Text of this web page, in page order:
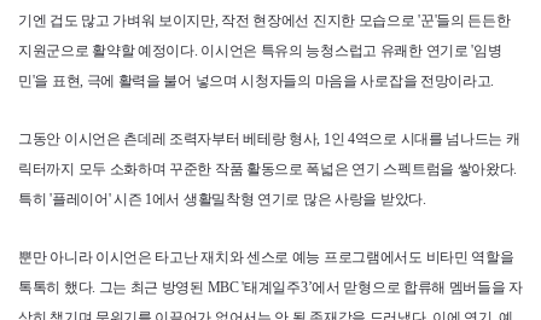
기엔 겁도 많고 가벼워 보이지만, 작전 현장에선 진지한 모습으로 '꾼'들의 든든한
지원군으로 활약할 예정이다. 이시언은 특유의 능청스럽고 유쾌한 연기로 '임병
민'을 표현, 극에 활력을 불어 넣으며 시청자들의 마음을 사로잡을 전망이라고.
그동안 이시언은 츤데레 조력자부터 베테랑 형사, 1인 4역으로 시대를 넘나드는 캐
릭터까지 모두 소화하며 꾸준한 작품 활동으로 폭넓은 연기 스펙트럼을 쌓아왔다.
특히 '플레이어' 시즌 1에서 생활밀착형 연기로 많은 사랑을 받았다.
뿐만 아니라 이시언은 타고난 재치와 센스로 예능 프로그램에서도 비타민 역할을
톡톡히 했다. 그는 최근 방영된 MBC '태계일주3’에서 맏형으로 합류해 멤버들을 자